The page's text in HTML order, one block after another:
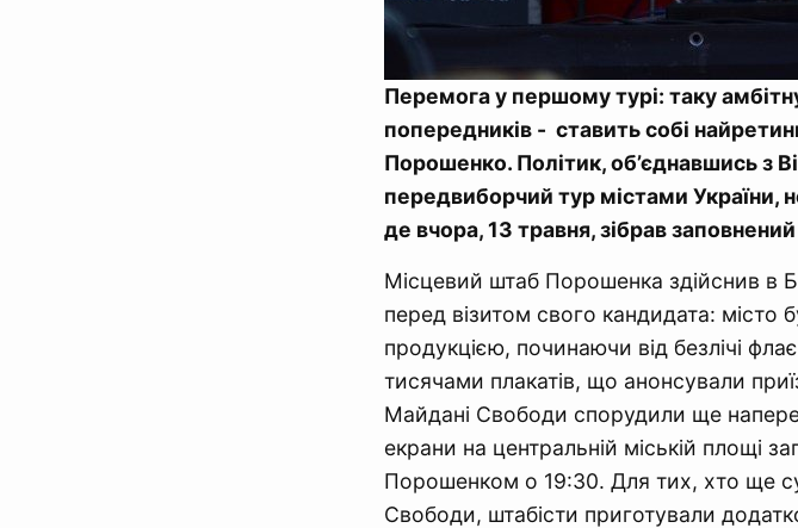
Перемога у першому турі: таку
попередників - ставить собі
Порошенко. Політик, об’єднавшись з
передвиборчий тур містами України,
де вчора, 13 травня, зібрав
Місцевий штаб Порошенка здійснив в
перед візитом свого кандидата: місто
продукцією, починаючи від безлічі
тисячами плакатів, що анонсували
Майдані Свободи спорудили ще
екрани на центральній міській площі
Порошенком о 19:30. Для тих, хто ще
Свободи, штабісти приготували